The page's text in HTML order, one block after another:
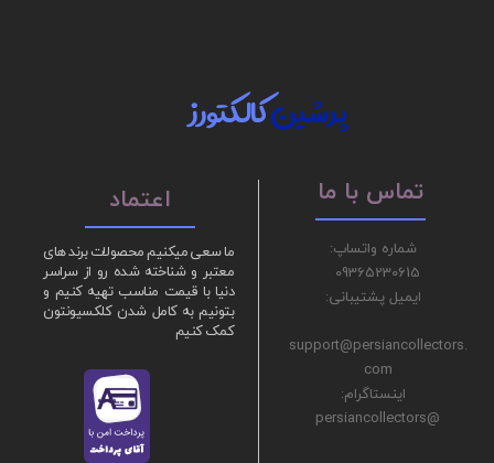
ما سعی میکنیم محصولات برند های
معتبر و شناخته شده رو از سراسر
دنیا با قیمت مناسب تهیه کنیم و
بتونیم به کامل شدن کلکسیونتون
کمک کنیم
پرشینکالکتورز
شماره واتساپ:
09365230615
ایمیل پشتیبانی:
support@persiancollectors.
com
اینستاگرام:
@persiancollectors
تماس با ما اعتماد